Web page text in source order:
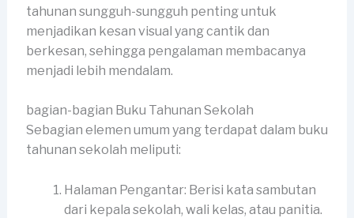
tahunan sungguh-sungguh penting untuk
menjadikan kesan visual yang cantik dan
berkesan, sehingga pengalaman membacanya
menjadi lebih mendalam.
bagian-bagian Buku Tahunan Sekolah
Sebagian elemen umum yang terdapat dalam buku
tahunan sekolah meliputi:
Halaman Pengantar: Berisi kata sambutan
dari kepala sekolah, wali kelas, atau panitia.